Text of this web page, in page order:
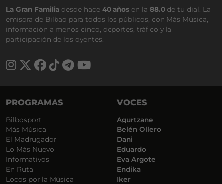
La Gran Familia desde hace 40 años en la 88.0 de tu dial. La
emisora de Bilbao para todos los públicos, con Más Música,
información a menos cinco, deportes, tráfico y la
participación de los oyentes.
PROGRAMAS
Bilbosport
Más Música
El Madrugador
Lo Más Nuevo
Informativos
En Ruta
Locos por la Música
VOCES
Agurtzane
Belén Ollero
Dani
Eduardo
Eva Argote
Endika
Iker